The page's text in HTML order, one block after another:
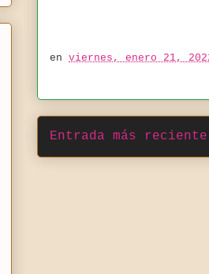
en viernes, enero 21,
Entrada más reciente